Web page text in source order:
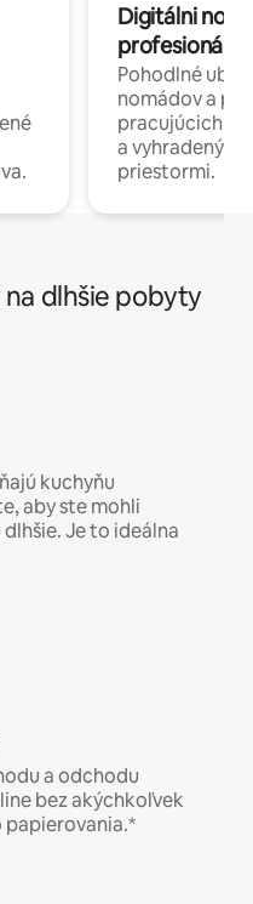
Digitálni
profesionáli
Pohodlné
nomádov a
pracujúcich
a
priestormi.
dlhšie pobyty
kuchyňu
aby ste mohli
Je to ideálna
a odchodu
bez akýchkoľvek